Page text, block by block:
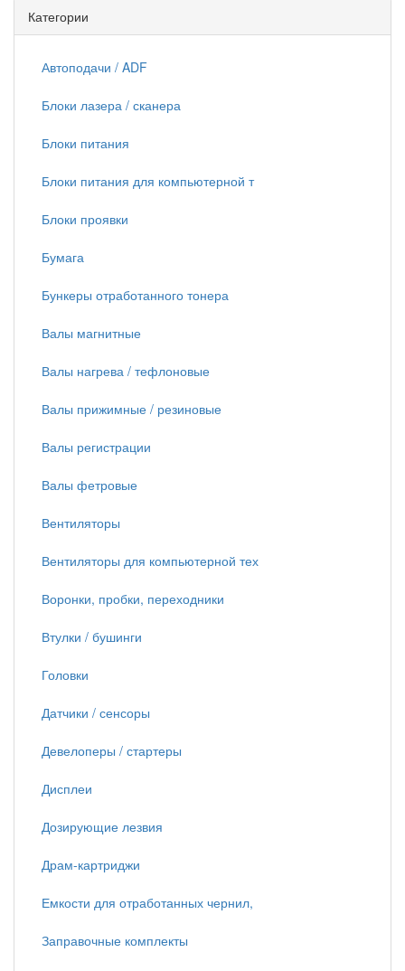
Категории
Автоподачи / ADF
Блоки лазера / сканера
Блоки питания
Блоки питания для компьютерной т
Блоки проявки
Бумага
Бункеры отработанного тонера
Валы магнитные
Валы нагрева / тефлоновые
Валы прижимные / резиновые
Валы регистрации
Валы фетровые
Вентиляторы
Вентиляторы для компьютерной тех
Воронки, пробки, переходники
Втулки / бушинги
Головки
Датчики / сенсоры
Девелоперы / стартеры
Дисплеи
Дозирующие лезвия
Драм-картриджи
Емкости для отработанных чернил,
Заправочные комплекты